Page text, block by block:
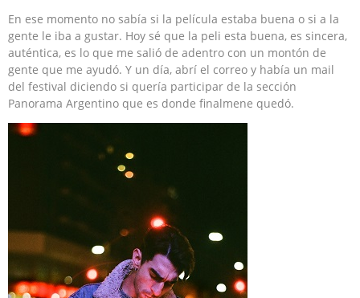
En ese momento no sabía si la película estaba buena o si a la
gente le iba a gustar. Hoy sé que la peli esta buena, es sincera,
auténtica, es lo que me salió de adentro con un montón de
gente que me ayudó. Y un día, abrí el correo y había un mail
del festival diciendo si quería participar de la sección
Panorama Argentino que es donde finalmene quedó.